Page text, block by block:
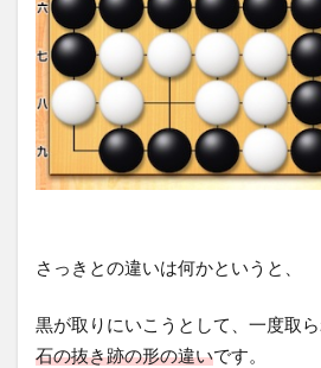
さっきとの違いは何かというと、
黒が取りにいこうとして、一度取ら
石の抜き跡の形の違いです。